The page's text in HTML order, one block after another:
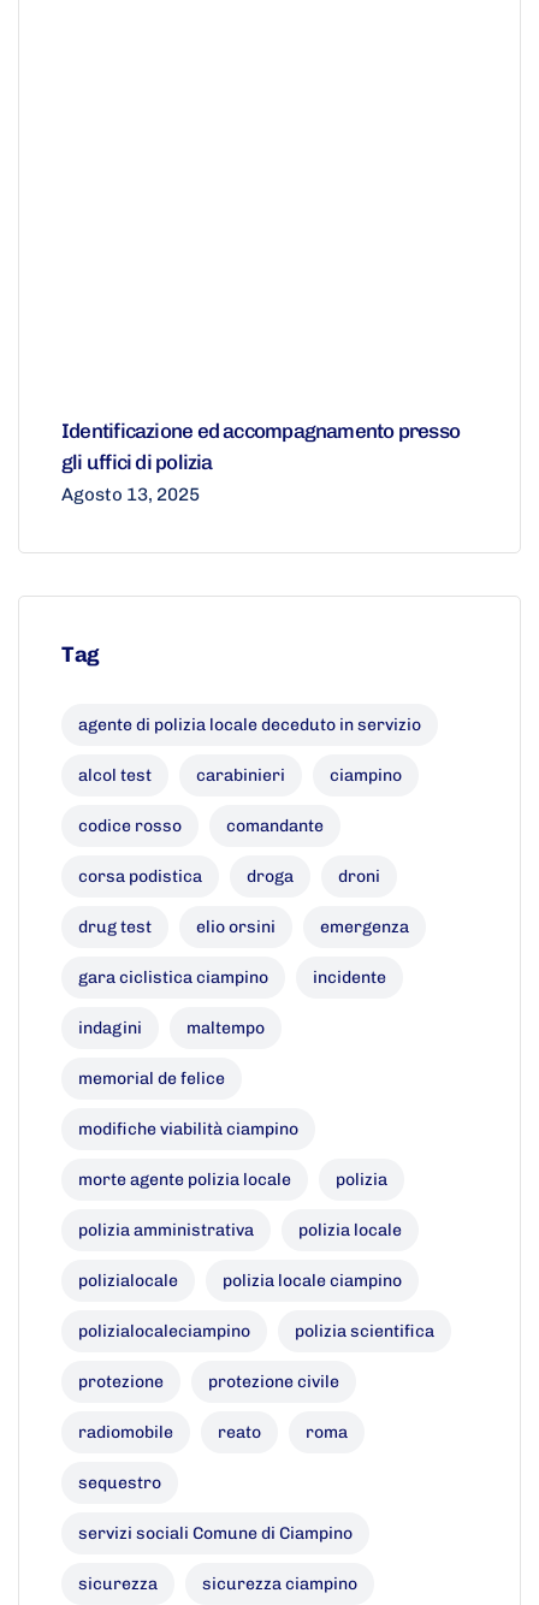
Identificazione ed accompagnamento presso
gli uffici di polizia
Agosto 13, 2025
Tag
agente di polizia locale deceduto in servizio
alcol test carabinieri ciampino
codice rosso comandante
corsa podistica droga droni
drug test elio orsini emergenza
gara ciclistica ciampino incidente
indagini maltempo
memorial de felice
modifiche viabilità ciampino
morte agente polizia locale polizia
polizia amministrativa polizia locale
polizialocale polizia locale ciampino
polizialocaleciampino polizia scientifica
protezione protezione civile
radiomobile reato roma
sequestro
servizi sociali Comune di Ciampino
sicurezza sicurezza ciampino